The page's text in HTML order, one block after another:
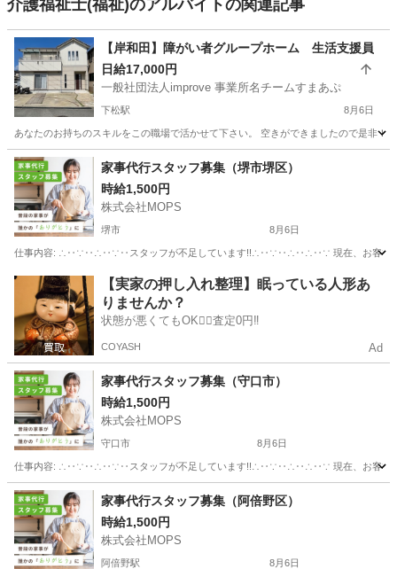
介護福祉士(福祉)のアルバイトの関連記事
【岸和田】障がい者グループホーム 生活支援員
日給17,000円
一般社団法人improve 事業所名チームすまあぷ
下松駅 8月6日
あなたのお持ちのスキルをこの職場で活かせて下さい。 空きができましたので是非
大阪 岸和田市 下松駅 その他 介助
家事代行スタッフ募集（堺市堺区）
時給1,500円
株式会社MOPS
堺市 8月6日
仕事内容: ∴‥∵‥∴‥∵‥スタッフが不足しています!!∴‥∵‥∴‥∴‥∵ 現在、お客様から多
大阪 堺市 ホームヘルパー スタッフ
【実家の押し入れ整理】眠っている人形あ
りませんか？
状態が悪くてもOK🙆‍♀️査定0円‼️
COYASH Ad
家事代行スタッフ募集（守口市）
時給1,500円
株式会社MOPS
守口市 8月6日
仕事内容: ∴‥∵‥∴‥∵‥スタッフが不足しています!!∴‥∵‥∴‥∴‥∵ 現在、お客様から多
大阪 守口市 ホームヘルパー スタッフ
家事代行スタッフ募集（阿倍野区）
時給1,500円
株式会社MOPS
阿倍野駅 8月6日